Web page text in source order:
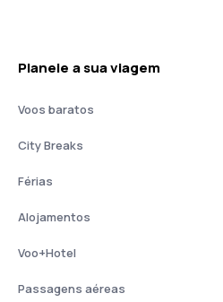
Planeie a sua viagem
Voos baratos
City Breaks
Férias
Alojamentos
Voo+Hotel
Passagens aéreas